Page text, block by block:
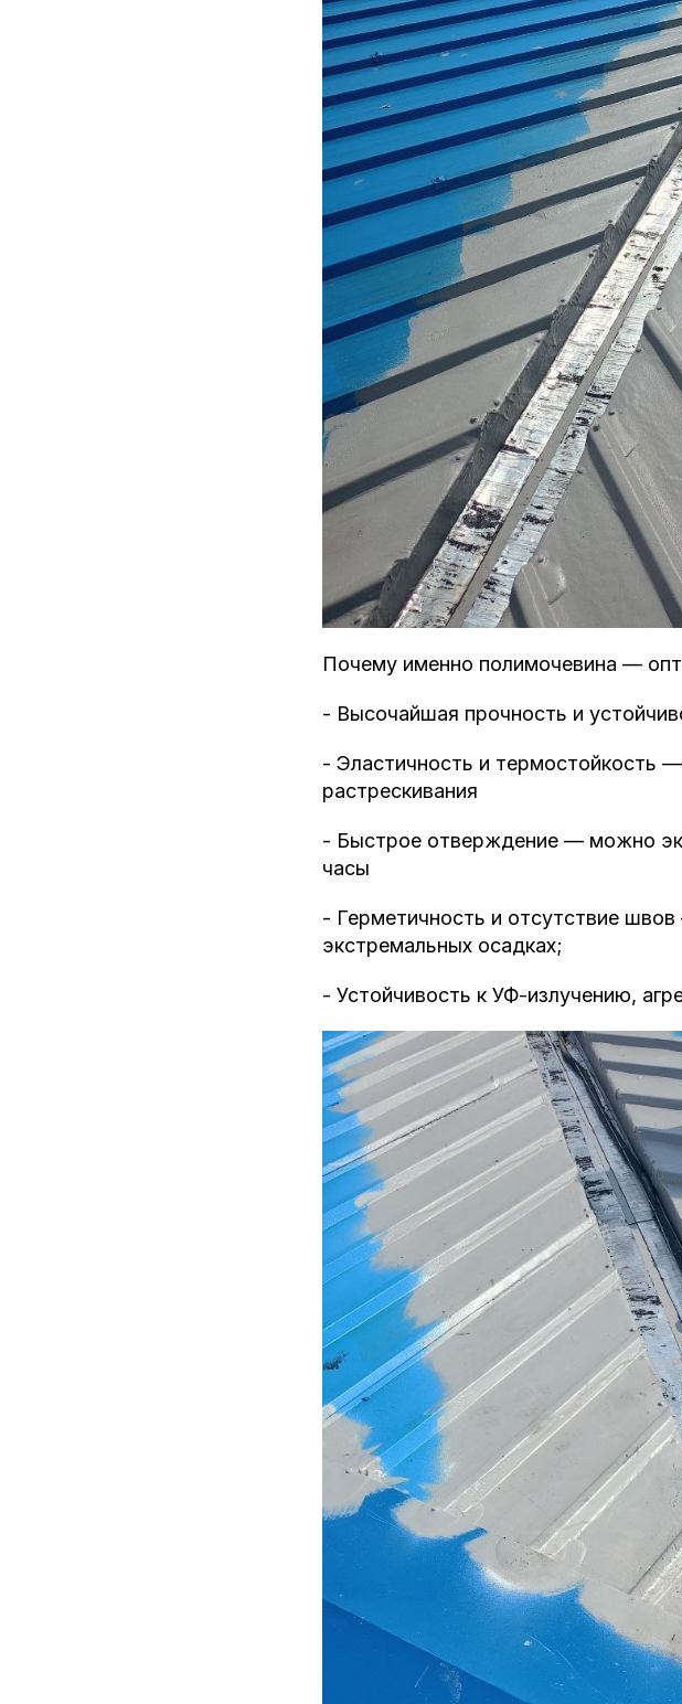
Почему именно полимочевина —
- Высочайшая прочность и
- Эластичность и термостойкость
растрескивания
- Быстрое отверждение — можно
часы
- Герметичность и отсутствие
экстремальных осадках;
- Устойчивость к УФ-излучению,